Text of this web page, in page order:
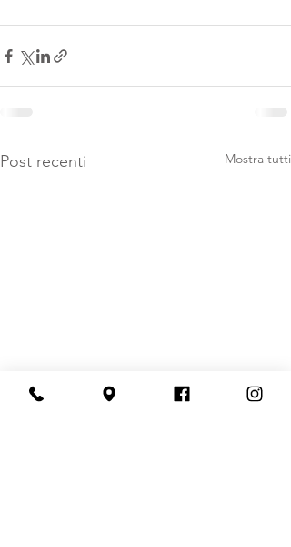
Post recenti Mostra tutti